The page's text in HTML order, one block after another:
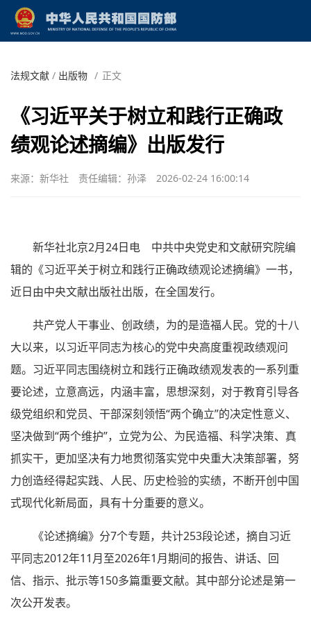
法规文献 / 出版物 / 正文
《习近平关于树立和践行正确政
绩观论述摘编》出版发行
来源：新华社 责任编辑：孙泽 2026-02-24 16:00:14
新华社北京2月24日电 中共中央党史和文献研究院编
辑的《习近平关于树立和践行正确政绩观论述摘编》一书，
近日由中央文献出版社出版，在全国发行。
共产党人干事业、创政绩，为的是造福人民。党的十八
大以来，以习近平同志为核心的党中央高度重视政绩观问
题。习近平同志围绕树立和践行正确政绩观发表的一系列重
要论述，立意高远，内涵丰富，思想深刻，对于教育引导各
级党组织和党员、干部深刻领悟“两个确立”的决定性意义、
坚决做到“两个维护”，立党为公、为民造福、科学决策、真
抓实干，更加坚决有力地贯彻落实党中央重大决策部署，努
力创造经得起实践、人民、历史检验的实绩，不断开创中国
式现代化新局面，具有十分重要的意义。
《论述摘编》分7个专题，共计253段论述，摘自习近
平同志2012年11月至2026年1月期间的报告、讲话、回
信、指示、批示等150多篇重要文献。其中部分论述是第一
次公开发表。